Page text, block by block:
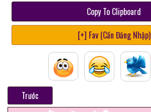
Copy To Clipboard
[+] Fav (Cần Đăng Nhập)
Trước